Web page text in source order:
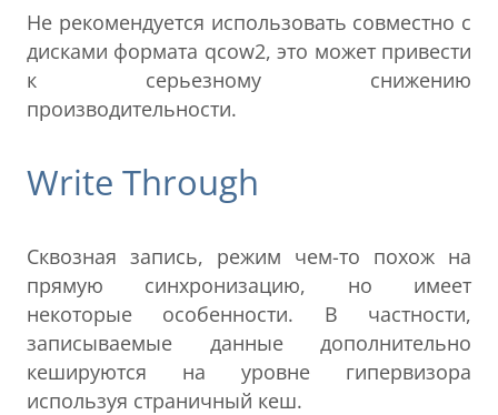
Не рекомендуется использовать совместно с
дисками формата qcow2, это может привести
к серьезному снижению
производительности.
Write Through
Сквозная запись, режим чем-то похож на
прямую синхронизацию, но имеет
некоторые особенности. В частности,
записываемые данные дополнительно
кешируются на уровне гипервизора
используя страничный кеш.